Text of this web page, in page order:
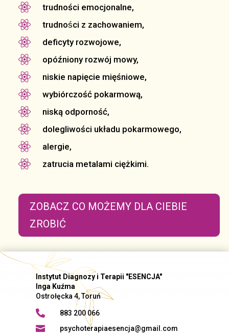
 trudności emocjonalne,
 trudności z zachowaniem,
 deficyty rozwojowe,
 opóźniony rozwój mowy,
 niskie napięcie mięśniowe,
 wybiórczość pokarmową,
 niską odporność,
 dolegliwości układu pokarmowego,
 alergie,
 zatrucia metalami ciężkimi.
ZOBACZ CO MOŻEMY DLA CIEBIE
ZROBIĆ
Instytut Diagnozy i Terapii "ESENCJA"
Inga Kuźma
Ostrołęcka 4, Toruń
 883 200 066
 psychoterapiaesencja@gmail.com